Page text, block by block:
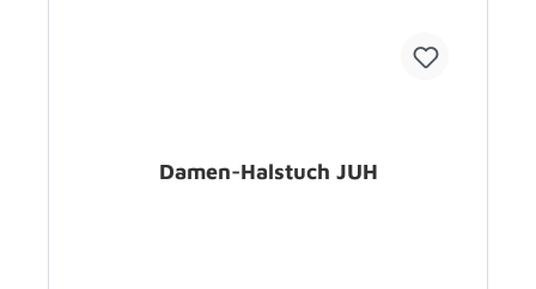
Damen-Halstuch JUH